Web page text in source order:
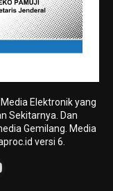
Elektronik yang
Sekitarnya. Dan
Gemilang. Media
versi 6.